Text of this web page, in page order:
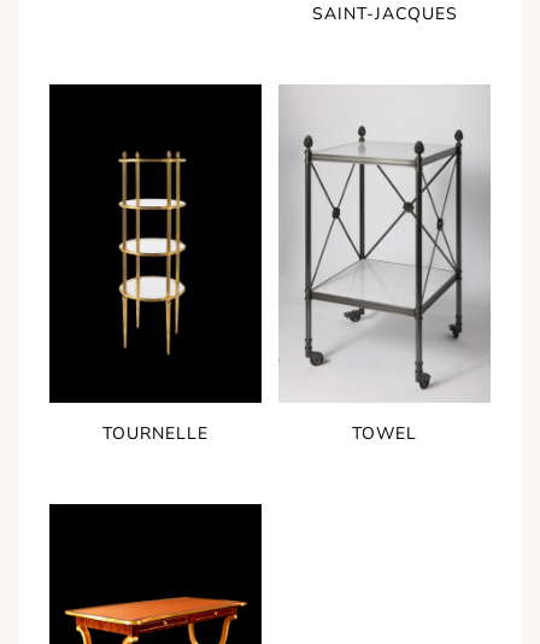
SAINT-JACQUES
TOURNELLE TOWEL